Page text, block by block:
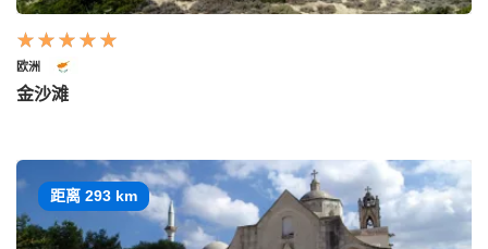
欧洲
金沙滩
距离 293 km